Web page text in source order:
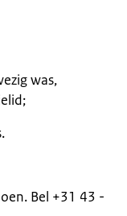
was,
Bel +31 43 -